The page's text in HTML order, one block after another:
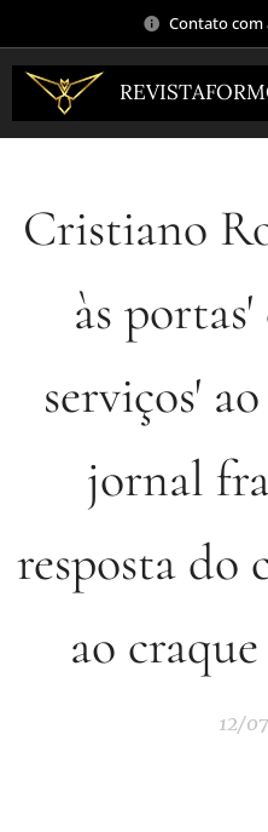
Contato com
Cristiano
às
serviços'
jornal
resposta do
ao
12/